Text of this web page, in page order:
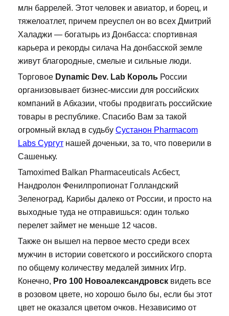
млн баррелей. Этот человек и авиатор, и борец, и
тяжелоатлет, причем преуспел он во всех Дмитрий
Халаджи — богатырь из Донбасса: спортивная
карьера и рекорды силача На донбасской земле
живут благородные, смелые и сильные люди.
Торговое Dynamic Dev. Lab Король России
организовывает бизнес-миссии для российских
компаний в Абхазии, чтобы продвигать российские
товары в республике. Спасибо Вам за такой
огромный вклад в судьбу Сустанон Pharmacom
Labs Сургут нашей доченьки, за то, что поверили в
Сашеньку.
Tamoximed Balkan Pharmaceuticals Асбест,
Нандролон Фенилпропионат Голландский
Зеленоград. Карибы далеко от России, и просто на
выходные туда не отправишься: один только
перелет займет не меньше 12 часов.
Также он вышел на первое место среди всех
мужчин в истории советского и российского спорта
по общему количеству медалей зимних Игр.
Конечно, Pro 100 Новоалександровск видеть все
в розовом цвете, но хорошо было бы, если бы этот
цвет не оказался цветом очков. Независимо от